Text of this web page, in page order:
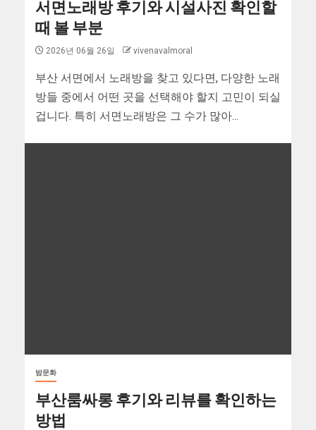
서면노래방 후기와 시설사진 확인할
때 볼 부분
2026년 06월 26일 vivenavalmoral
부산 서면에서 노래방을 찾고 있다면, 다양한 노래
방들 중에서 어떤 곳을 선택해야 할지 고민이 되실
겁니다. 특히 서면노래방은 그 수가 많아...
밤문화
부산룸싸롱 후기와 리뷰를 확인하는
방법